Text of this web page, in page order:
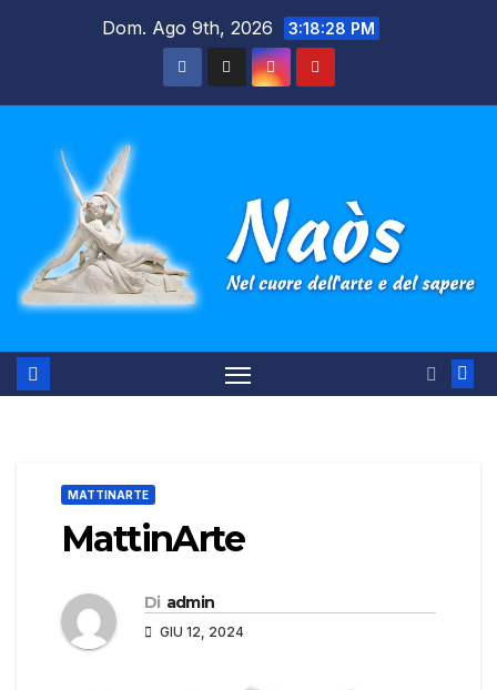
Dom. Ago 9th, 2026 3:18:29 PM
MATTINARTE
MattinArte
Di admin
GIU 12, 2024